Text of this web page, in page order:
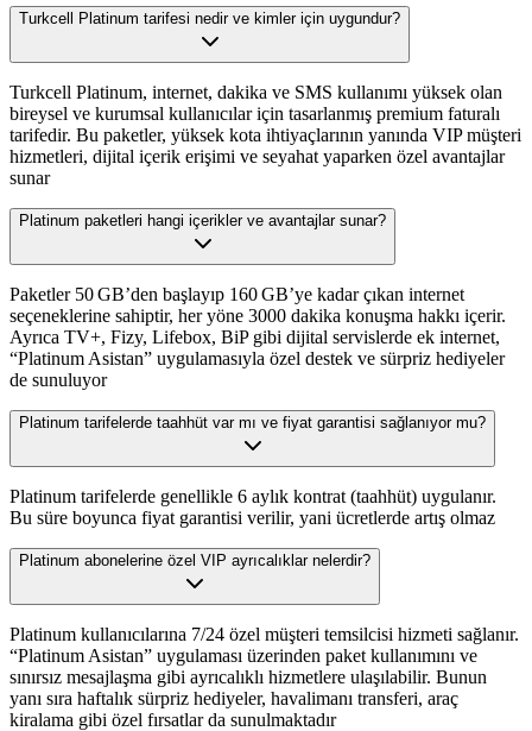
Turkcell Platinum tarifesi nedir ve kimler için uygundur?
Turkcell Platinum, internet, dakika ve SMS kullanımı yüksek olan
bireysel ve kurumsal kullanıcılar için tasarlanmış premium faturalı
tarifedir. Bu paketler, yüksek kota ihtiyaçlarının yanında VIP müşteri
hizmetleri, dijital içerik erişimi ve seyahat yaparken özel avantajlar
sunar
Platinum paketleri hangi içerikler ve avantajlar sunar?
Paketler 50 GB’den başlayıp 160 GB’ye kadar çıkan internet
seçeneklerine sahiptir, her yöne 3000 dakika konuşma hakkı içerir.
Ayrıca TV+, Fizy, Lifebox, BiP gibi dijital servislerde ek internet,
“Platinum Asistan” uygulamasıyla özel destek ve sürpriz hediyeler
de sunuluyor
Platinum tarifelerde taahhüt var mı ve fiyat garantisi sağlanıyor mu?
Platinum tarifelerde genellikle 6 aylık kontrat (taahhüt) uygulanır.
Bu süre boyunca fiyat garantisi verilir, yani ücretlerde artış olmaz
Platinum abonelerine özel VIP ayrıcalıklar nelerdir?
Platinum kullanıcılarına 7/24 özel müşteri temsilcisi hizmeti sağlanır.
“Platinum Asistan” uygulaması üzerinden paket kullanımını ve
sınırsız mesajlaşma gibi ayrıcalıklı hizmetlere ulaşılabilir. Bunun
yanı sıra haftalık sürpriz hediyeler, havalimanı transferi, araç
kiralama gibi özel fırsatlar da sunulmaktadır